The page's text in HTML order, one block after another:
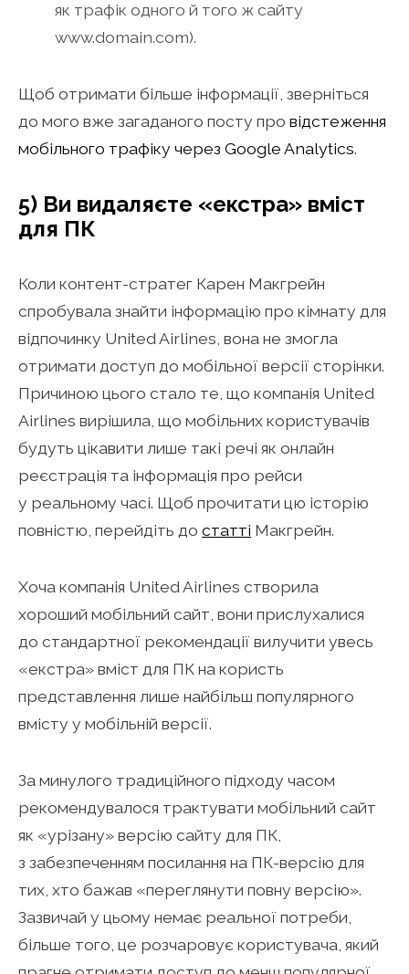
як трафік одного й того ж сайту
www.domain.com).
Щоб отримати більше інформації, зверніться
до мого вже загаданого посту про відстеження
мобільного трафіку через Google Analytics.
5) Ви видаляєте «екстра» вміст
для ПК
Коли контент-стратег Карен Макгрейн
спробувала знайти інформацію про кімнату для
відпочинку United Airlines, вона не змогла
отримати доступ до мобільної версії сторінки.
Причиною цього стало те, що компанія United
Airlines вирішила, що мобільних користувачів
будуть цікавити лише такі речі як онлайн
реєстрація та інформація про рейси
у реальному часі. Щоб прочитати цю історію
повністю, перейдіть до статті Макгрейн.
Хоча компанія United Airlines створила
хороший мобільний сайт, вони прислухалися
до стандартної рекомендації вилучити увесь
«екстра» вміст для ПК на користь
представлення лише найбільш популярного
вмісту у мобільній версії.
За минулого традиційного підходу часом
рекомендувалося трактувати мобільний сайт
як «урізану» версію сайту для ПК,
з забезпеченням посилання на ПК-версію для
тих, хто бажав «переглянути повну версію».
Зазвичай у цьому немає реальної потреби,
більше того, це розчаровує користувача, який